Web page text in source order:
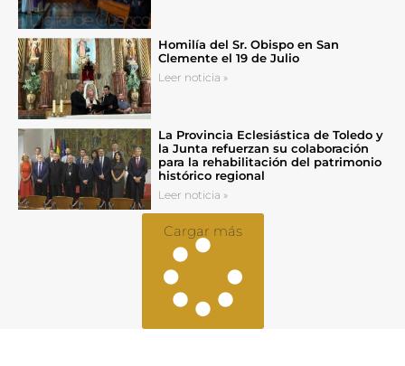
Homilía del Sr. Obispo en San
Clemente el 19 de Julio
Leer noticia »
La Provincia Eclesiástica de Toledo y
la Junta refuerzan su colaboración
para la rehabilitación del patrimonio
histórico regional
Leer noticia »
Cargar más